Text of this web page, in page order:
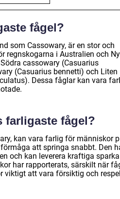
fågel?
som Cassowary, är en stor och
regnskogarna i Australien och
cassowary (Casuarius
(Casuarius bennetti) och Liten
Dessa fåglar kan vara
farligaste fågel?
kan vara farlig för människor
att springa snabbt. Den
och kan leverera kraftiga
har rapporterats, särskilt när
viktigt att vara försiktig och